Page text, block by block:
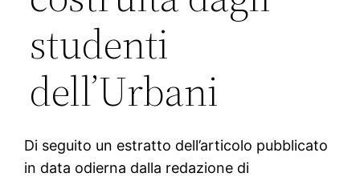
studenti
dell’Urbani
Di seguito un estratto dell’articolo pubblicato
in data odierna dalla redazione di